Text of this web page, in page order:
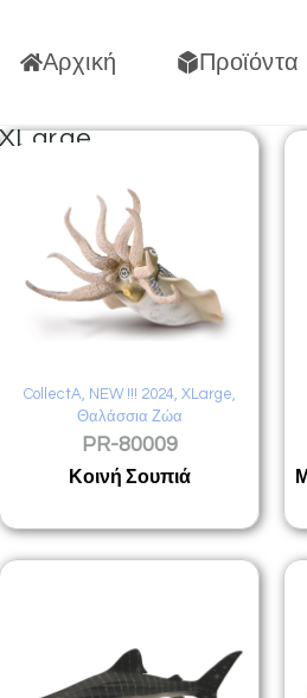
Αρχική Προϊόντα
CollectA, NEW !!! 2024, XLarge,
Θαλάσσια Ζώα
PR-80009
Κοινή Σουπιά